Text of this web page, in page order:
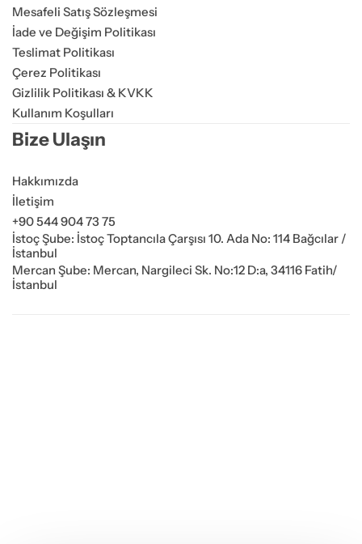
Mesafeli Satış Sözleşmesi
İade ve Değişim Politikası
Teslimat Politikası
Çerez Politikası
Gizlilik Politikası & KVKK
Kullanım Koşulları
Bize Ulaşın
Hakkımızda
İletişim
+90 544 904 73 75
İstoç Şube: İstoç Toptancıla Çarşısı 10. Ada No: 114 Bağcılar /
İstanbul
Mercan Şube: Mercan, Nargileci Sk. No:12 D:a, 34116 Fatih/
İstanbul